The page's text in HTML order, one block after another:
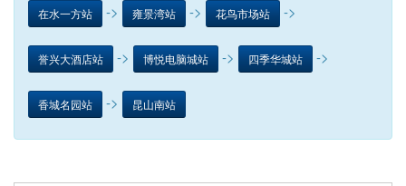
在水一方站 -> 雍景湾站 -> 花鸟市场站 ->
誉兴大酒店站 -> 博悦电脑城站 -> 四季华城站 ->
香城名园站 -> 昆山南站